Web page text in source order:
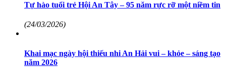
Tự hào tuổi trẻ Hội An Tây – 95 năm rực rỡ một niềm tin
(24/03/2026)
Khai mạc ngày hội thiếu nhi An Hải vui – khỏe – sáng tạo
năm 2026